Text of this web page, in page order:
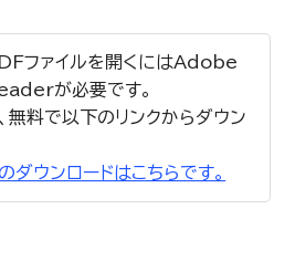
ファイルを開くにはAdobe
が必要です。
料で以下のリンクからダウン
ウンロードはこちらです。